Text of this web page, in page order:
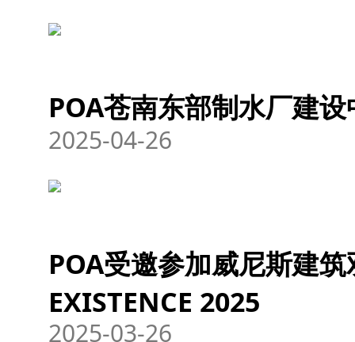
POA苍南东部制水厂建设
2025-04-26
POA受邀参加威尼斯建
EXISTENCE 2025
2025-03-26